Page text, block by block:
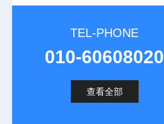
TEL-PHONE
010-60608020
查看全部